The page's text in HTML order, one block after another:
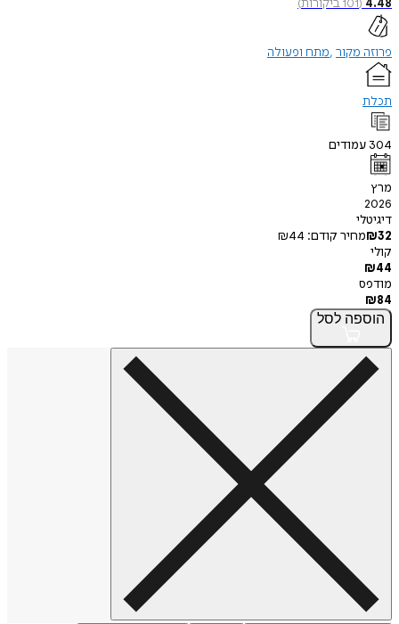
4.48
(
101ביקורות)
פרוזה מקור מתח ופעולה
תכלת
304 עמודים
מרץ
2026
דיגיטלי
₪32 מחיר קודם: ₪44
קולי
₪44
מודפס
₪84
הוספה לסל